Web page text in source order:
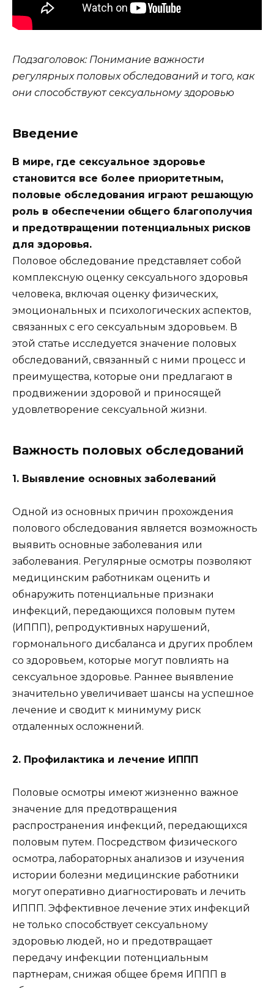
Подзаголовок: Понимание важности
регулярных половых обследований и того, как
они способствуют сексуальному здоровью
Введение
В мире, где сексуальное здоровье
становится все более приоритетным,
половые обследования играют решающую
роль в обеспечении общего благополучия
и предотвращении потенциальных рисков
для здоровья.
Половое обследование представляет собой
комплексную оценку сексуального здоровья
человека, включая оценку физических,
эмоциональных и психологических аспектов,
связанных с его сексуальным здоровьем. В
этой статье исследуется значение половых
обследований, связанный с ними процесс и
преимущества, которые они предлагают в
продвижении здоровой и приносящей
удовлетворение сексуальной жизни.
Важность половых обследований
1. Выявление основных заболеваний
Одной из основных причин прохождения
полового обследования является возможность
выявить основные заболевания или
заболевания. Регулярные осмотры позволяют
медицинским работникам оценить и
обнаружить потенциальные признаки
инфекций, передающихся половым путем
(ИППП), репродуктивных нарушений,
гормонального дисбаланса и других проблем
со здоровьем, которые могут повлиять на
сексуальное здоровье. Раннее выявление
значительно увеличивает шансы на успешное
лечение и сводит к минимуму риск
отдаленных осложнений.
2. Профилактика и лечение ИППП
Половые осмотры имеют жизненно важное
значение для предотвращения
распространения инфекций, передающихся
половым путем. Посредством физического
осмотра, лабораторных анализов и изучения
истории болезни медицинские работники
могут оперативно диагностировать и лечить
ИППП. Эффективное лечение этих инфекций
не только способствует сексуальному
здоровью людей, но и предотвращает
передачу инфекции потенциальным
партнерам, снижая общее бремя ИППП в